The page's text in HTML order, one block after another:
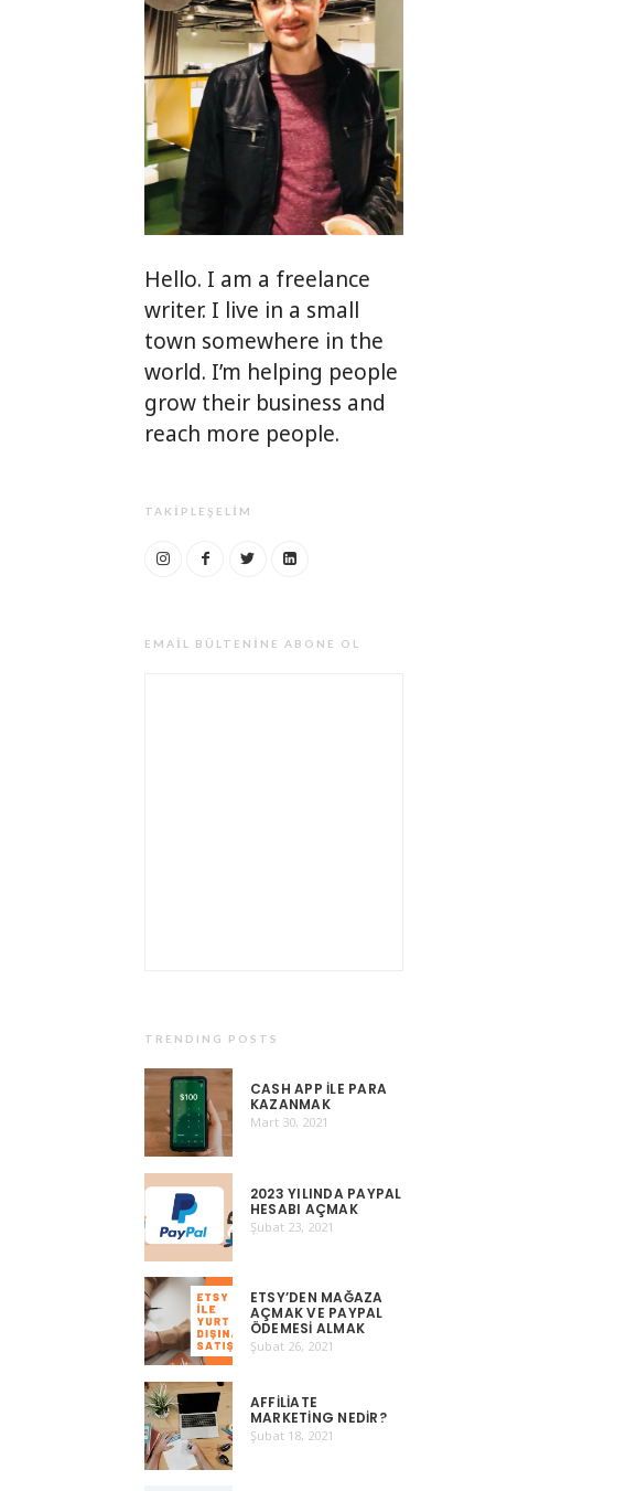
Hello. I am a freelance
writer. I live in a small
town somewhere in the
world. I’m helping people
grow their business and
reach more people.
TAKIPLEŞELIM
EMAIL BÜLTENINE ABONE OL
TRENDING POSTS
CASH APP ILE PARA
KAZANMAK
Mart 30, 2021
2023 YILINDA PAYPAL
HESABI AÇMAK
Şubat 23, 2021
ETSY’DEN MAĞAZA
AÇMAK VE PAYPAL
ÖDEMESI ALMAK
Şubat 26, 2021
AFFILIATE
MARKETING NEDIR?
Şubat 18, 2021